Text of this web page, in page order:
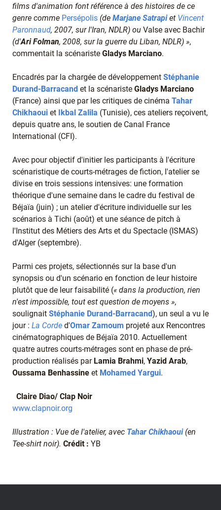
films d'animation font référence à des histoires de ce
genre comme Persépolis (de Marjane Satrapiet Vincent
Paronnaud, 2007, sur l'Iran, NDLR) ou Valse avec Bachir
(d'Ari Folman, 2008, sur la guerre du Liban, NDLR) »,
commentait la scénariste Gladys Marciano.
Encadrés par la chargée de développement Stéphanie
Durand-Barracand et la scénariste Gladys Marciano
(France) ainsi que par les critiques de cinéma Tahar
Chikhaoui et Ikbal Zalila (Tunisie), ces ateliers reçoivent,
depuis quatre ans, le soutien de Canal France
International (CFI).
Avec pour objectif d'initier les participants à l'écriture
scénaristique de courts-métrages de fiction, l'atelier se
divise en trois sessions intensives: une formation
théorique d'une semaine dans le cadre du festival de
Béjaïa (juin) ; un atelier d'écriture individuelle sur les
scénarios à Tichi (août) et une séance de pitch à
l'Institut des Métiers des Arts et du Spectacle (ISMAS)
d'Alger (septembre).
Parmi ces projets, sélectionnés sur la base d'un
synopsis ou d'un scénario en fonction de leur histoire
plutôt que de leur faisabilité (« dans la production, rien
n'est impossible, tout est question de moyens »,
soulignait Stéphanie Durand-Barracand), un seul a vu le
jour : La Corde d'Omar Zamoum projeté aux Rencontres
cinématographiques de Béjaïa 2010. Actuellement
quatre autres courts-métrages sont en phase de pré-
production réalisés par Lamia Brahmi, Yazid Arab,
Oussama Benhassine et Mohamed Yargui.
Claire Diao/ Clap Noir
www.clapnoir.org
Illustration : Vue de l'atelier, avec Tahar Chikhaoui(en
Tee-shirt noir). Crédit : YB